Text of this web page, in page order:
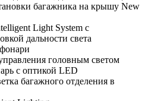
багажника на крышу New
Light System с
дальности света
головным светом
с оптикой LED
багажного отделения в